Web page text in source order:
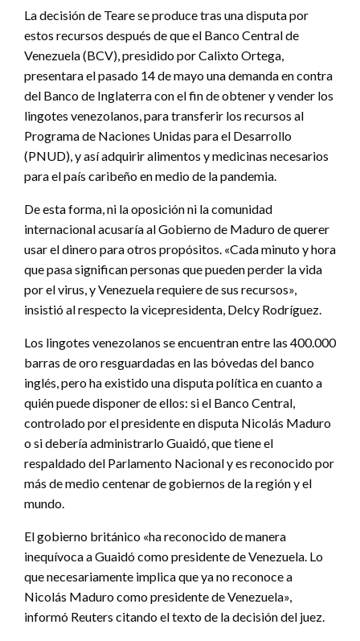
La decisión de Teare se produce tras una disputa por
estos recursos después de que el Banco Central de
Venezuela (BCV), presidido por Calixto Ortega,
presentara el pasado 14 de mayo una demanda en contra
del Banco de Inglaterra con el fin de obtener y vender los
lingotes venezolanos, para transferir los recursos al
Programa de Naciones Unidas para el Desarrollo
(PNUD), y así adquirir alimentos y medicinas necesarios
para el país caribeño en medio de la pandemia.
De esta forma, ni la oposición ni la comunidad
internacional acusaría al Gobierno de Maduro de querer
usar el dinero para otros propósitos. «Cada minuto y hora
que pasa significan personas que pueden perder la vida
por el virus, y Venezuela requiere de sus recursos»,
insistió al respecto la vicepresidenta, Delcy Rodríguez.
Los lingotes venezolanos se encuentran entre las 400.000
barras de oro resguardadas en las bóvedas del banco
inglés, pero ha existido una disputa política en cuanto a
quién puede disponer de ellos: si el Banco Central,
controlado por el presidente en disputa Nicolás Maduro
o si debería administrarlo Guaidó, que tiene el
respaldado del Parlamento Nacional y es reconocido por
más de medio centenar de gobiernos de la región y el
mundo.
El gobierno británico «ha reconocido de manera
inequívoca a Guaidó como presidente de Venezuela. Lo
que necesariamente implica que ya no reconoce a
Nicolás Maduro como presidente de Venezuela»,
informó Reuters citando el texto de la decisión del juez.